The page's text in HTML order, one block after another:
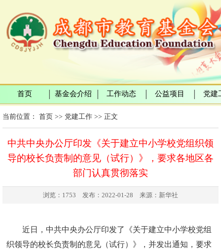
首页 基金会介绍 工作动态 公益项目 党建
当前位置： 首页 >> 党建工作 >> 正文
中共中央办公厅印发《关于建立中小学校党组织领
导的校长负责制的意见（试行）》，要求各地区各
部门认真贯彻落实
浏览：1753 发布：2022-01-28 来源：新华社
近日，中共中央办公厅印发了《关于建立中小学校党组
织领导的校长负责制的意见（试行）》，并发出通知，要求